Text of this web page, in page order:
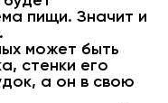
пищи. Значит и
может быть
стенки его
а он в свою